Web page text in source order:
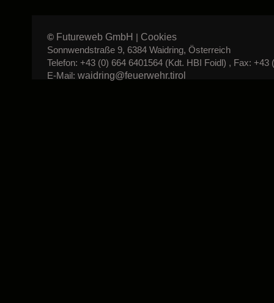
© Futureweb GmbH | Cookies
Sonnwendstraße 9, 6384 Waidring, Österreich
Telefon: +43 (0) 664 6401564 (Kdt. HBI Foidl) , Fax: +43
E-Mail: waidring@feuerwehr.tirol